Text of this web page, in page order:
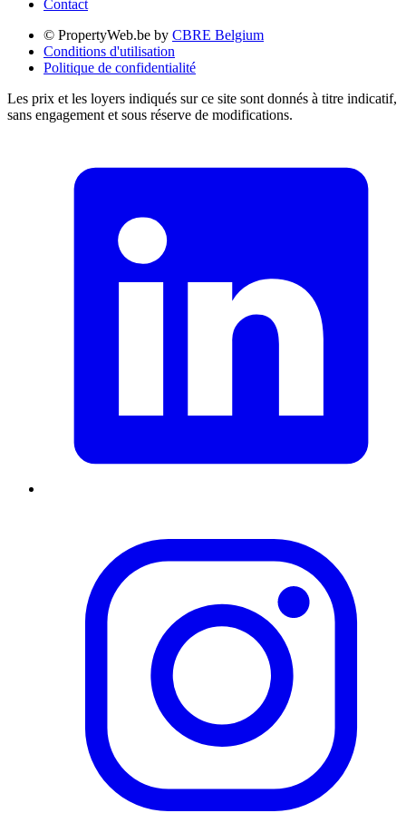
Contact
© PropertyWeb.be by CBRE Belgium
Conditions d'utilisation
Politique de confidentialité
Les prix et les loyers indiqués sur ce site sont donnés à titre indicatif,
sans engagement et sous réserve de modifications.